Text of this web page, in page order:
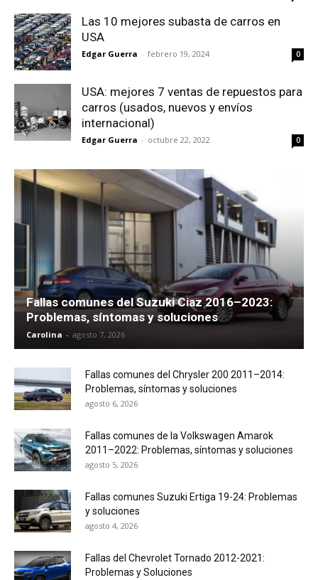
Las 10 mejores subasta de carros en
USA
Edgar Guerra - febrero 19, 2024 0
USA: mejores 7 ventas de repuestos para
carros (usados, nuevos y envíos
internacional)
Edgar Guerra - octubre 22, 2022 0
Fallas comunes del Suzuki Ciaz 2016–2023:
Problemas, síntomas y soluciones
Carolina - agosto 7, 2026
Fallas comunes del Chrysler 200 2011–2014:
Problemas, síntomas y soluciones
agosto 6, 2026
Fallas comunes de la Volkswagen Amarok
2011–2022: Problemas, síntomas y soluciones
agosto 5, 2026
Fallas comunes Suzuki Ertiga 19-24: Problemas
y soluciones
agosto 4, 2026
Fallas del Chevrolet Tornado 2012-2021:
Problemas y Soluciones